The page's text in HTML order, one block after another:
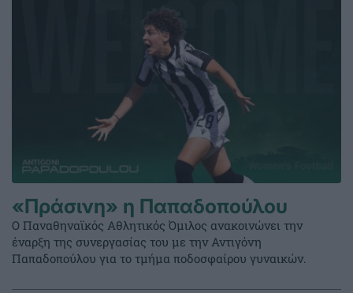
«Πράσινη» η Παπαδοπούλου
Ο Παναθηναϊκός Αθλητικός Όμιλος ανακοινώνει την
έναρξη της συνεργασίας του με την Αντιγόνη
Παπαδοπούλου για το τμήμα ποδοσφαίρου γυναικών.